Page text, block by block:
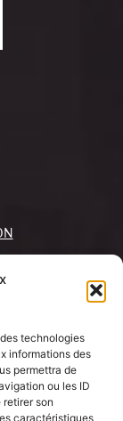
technologies
informations des
permettra de
ou les ID
retirer son
caractéristiques
J’AI UN
PROJET